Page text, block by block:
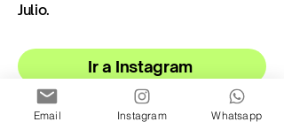
Julio.
Ir a Instagram
Email Instagram Whatsapp